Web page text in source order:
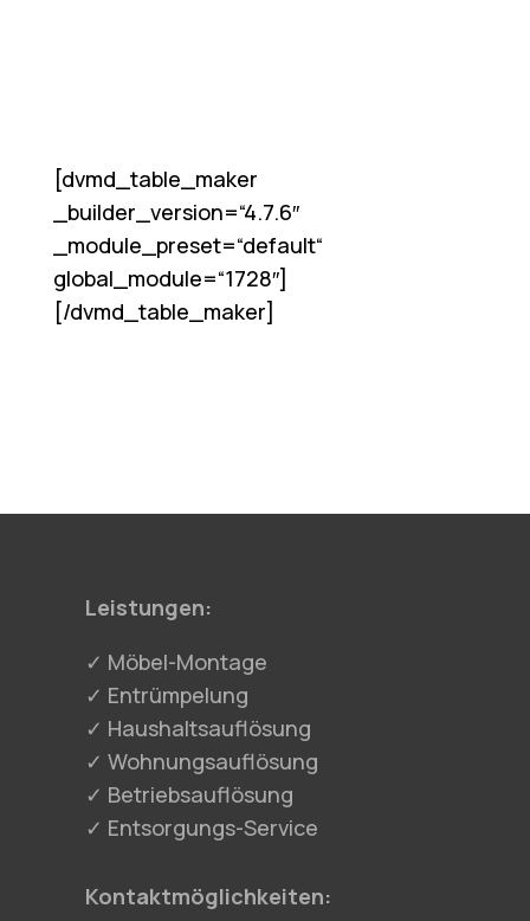
[dvmd_table_maker
_builder_version=“4.7.6″
_module_preset=“default“
global_module=“1728″]
[/dvmd_table_maker]
Leistungen:
✓ Möbel-Montage
✓ Entrümpelung
✓ Haushaltsauflösung
✓ Wohnungsauflösung
✓ Betriebsauflösung
✓ Entsorgungs-Service
Kontaktmöglichkeiten: